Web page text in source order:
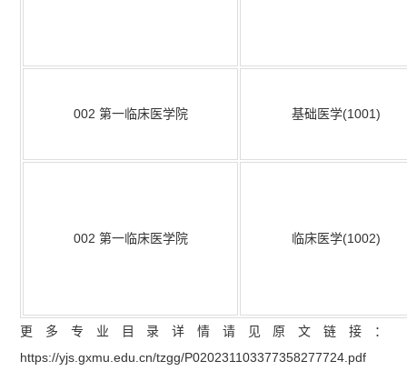
002 第一临床医学院 基础医学(1001)
002 第一临床医学院 临床医学(1002)
更多专业目录详情请见原文链接：
https://yjs.gxmu.edu.cn/tzgg/P020231103377358277724.pdf